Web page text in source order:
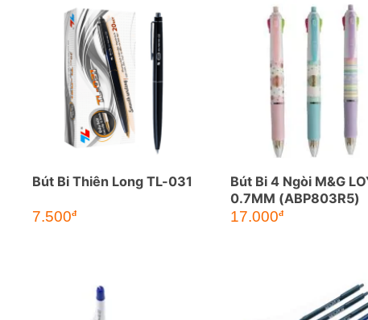
Bút Bi Thiên Long TL-031
7.500đ
Bút Bi 4 Ngòi M&G
0.7MM (ABP803R5)
17.000đ